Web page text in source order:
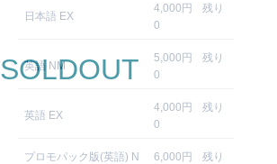
日本語 EX
4,000円
残り
0
英語 NM
5,000円
残り
0
英語 EX
4,000円
残り
0
プロモパック版(英語) N
6,000円
残り
SOLDOUT